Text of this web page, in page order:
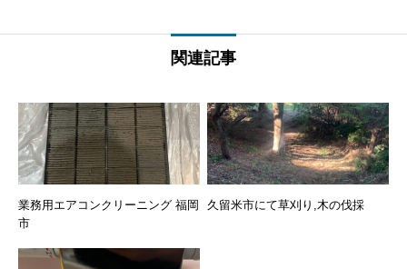
関連記事
業務用エアコンクリーニング 福岡
市
久留米市にて草刈り,木の伐採